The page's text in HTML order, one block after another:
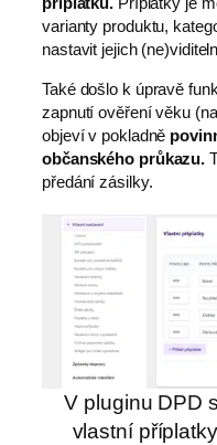
varianty produktu,
nastavit jejich
Také došlo k úpravě
zapnutí ověření věku
objeví v pokladně
občanského průkazu.
předání zásilky.
V pluginu DPD
vlastní